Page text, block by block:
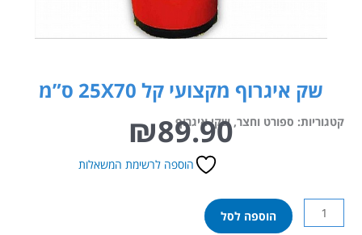
שק איגרוף מקצועי קל 25X70 ס”מ
קטגוריות: ספורט וחצר,שקי איגרוף ₪89.90
הוספה לרשימת המשאלות
כמות
של
הוספה לסל